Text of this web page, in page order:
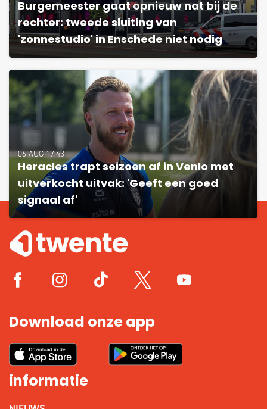
Burgemeester gaat opnieuw nat bij de
rechter: tweede sluiting van
'zonnestudio' in Enschede niet nodig
06 AUG 17:43
Heracles trapt seizoen af in Venlo met
uitverkocht uitvak: 'Geeft een goed
signaal af'
Download onze app
informatie